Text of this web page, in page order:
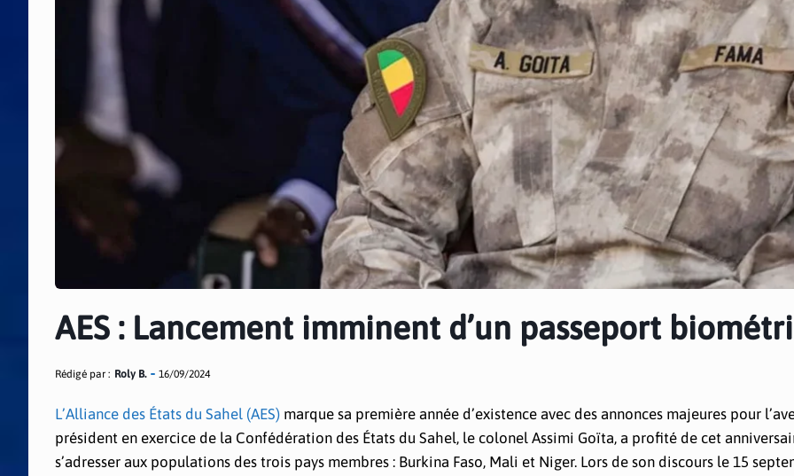
AES : Lancement imminent d’un passeport
Rédigé par : Roly B. 16/09/2024
L’Alliance des États du Sahel (AES) marque sa première année d’existence avec des annonces majeures pour
président en exercice de la Confédération des États du Sahel, le colonel Assimi Goïta, a profité de cet
s’adresser aux populations des trois pays membres : Burkina Faso, Mali et Niger. Lors de son discours le 15